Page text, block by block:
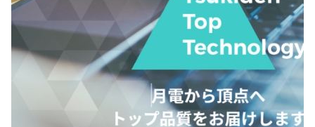
就活成功ガイド
プラン
個人向けプラン
note